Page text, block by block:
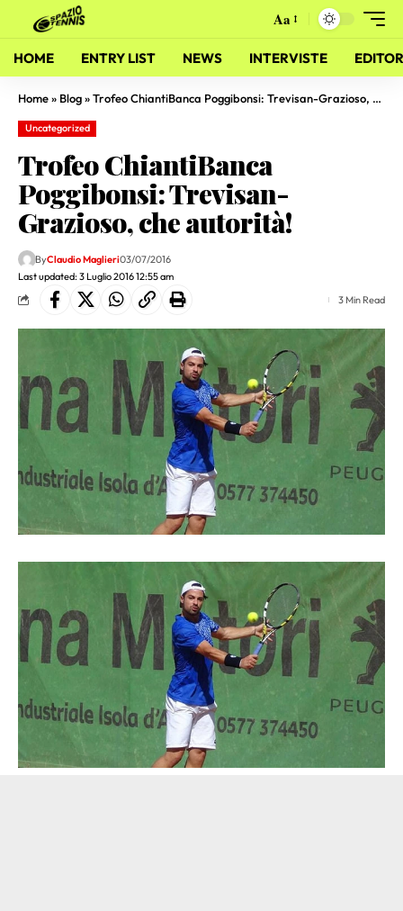
Aa
HOME ENTRY LIST NEWS INTERVISTE
Home» Blog»Trofeo ChiantiBanca Poggibonsi: Trevisan-Grazioso, che autorità!
Uncategorized
Trofeo ChiantiBanca
Poggibonsi: Trevisan-
Grazioso, che autorità!
Last updated: 3 Luglio 2016 12:55 am
ByClaudio Maglieri03/07/2016
3 Min Read